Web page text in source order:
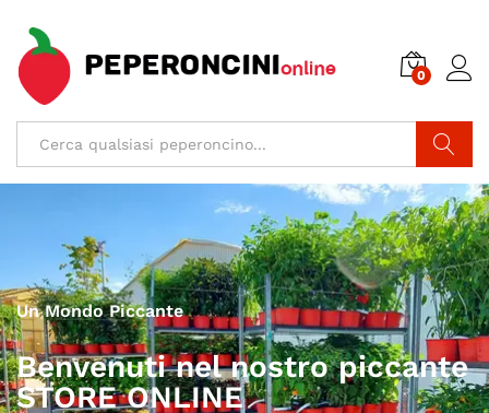
0
Cerca
Un Mondo Piccante
Benvenuti nel nostro piccante
STORE ONLINE